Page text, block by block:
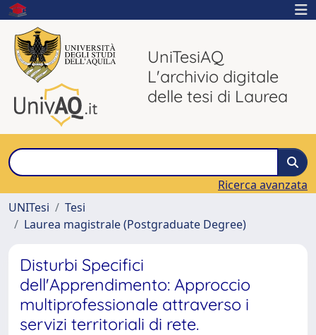
UniTesiAQ
L'archivio digitale
delle tesi di Laurea
Ricerca avanzata
UNITesi
Tesi
Laurea magistrale (Postgraduate Degree)
Disturbi Specifici
dell'Apprendimento: Approccio
multiprofessionale attraverso i
servizi territoriali di rete.